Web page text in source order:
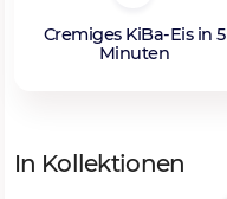
Cremiges KiBa-Eis in 5
Minuten
In Kollektionen